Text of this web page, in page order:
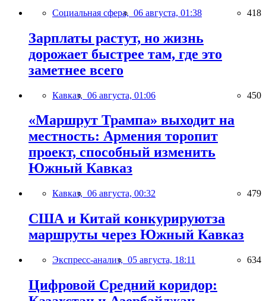
Социальная сфера, 06 августа, 01:38 418
Зарплаты растут, но жизнь
дорожает быстрее там, где это
заметнее всего
Кавказ, 06 августа, 01:06 450
«Маршрут Трампа» выходит на
местность: Армения торопит
проект, способный изменить
Южный Кавказ
Кавказ, 06 августа, 00:32 479
США и Китай конкурируютза
маршруты через Южный Кавказ
Экспресс-анализ, 05 августа, 18:11 634
Цифровой Средний коридор: